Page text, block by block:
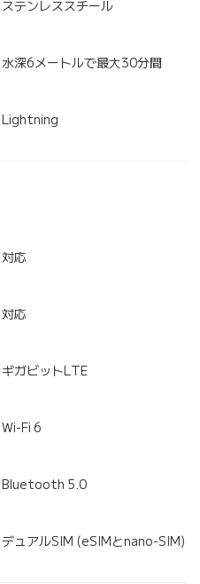
ステンレススチール
水深6メートルで最大30分間
Lightning
対応
対応
ギガビットLTE
Wi-Fi 6
Bluetooth 5.0
デュアルSIM (eSIMとnano-SIM)